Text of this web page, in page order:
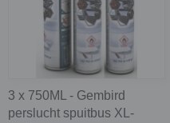
3 x 750ML - Gembird
perslucht spuitbus XL-